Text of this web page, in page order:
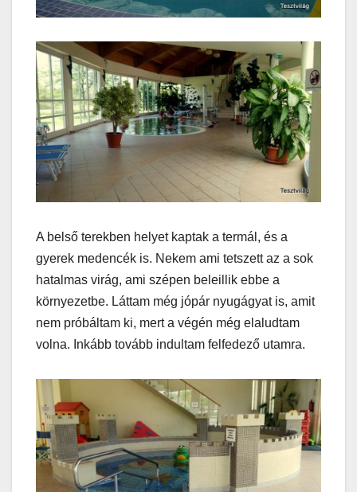
A belső terekben helyet kaptak a termál, és a
gyerek medencék is. Nekem ami tetszett az a sok
hatalmas virág, ami szépen beleillik ebbe a
környezetbe. Láttam még jópár nyugágyat is, amit
nem próbáltam ki, mert a végén még elaludtam
volna. Inkább tovább indultam felfedező utamra.